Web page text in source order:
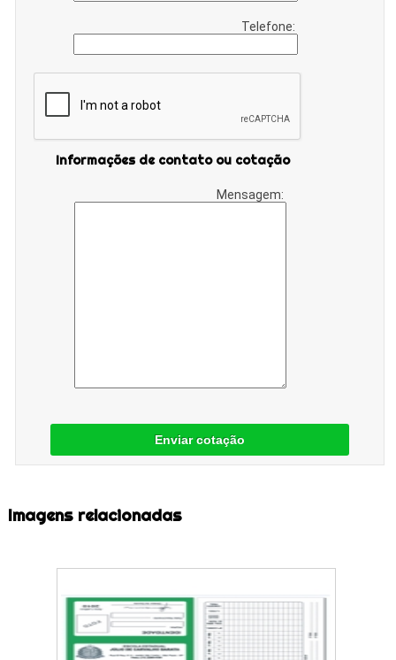
Telefone:
Informações de contato ou cotação
Mensagem:
Enviar cotação
Imagens relacionadas